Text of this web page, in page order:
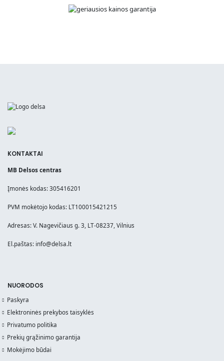
KONTAKTAI
MB Delsos centras
Įmonės kodas: 305416201
PVM mokėtojo kodas: LT100015421215
Adresas: V. Nagevičiaus g. 3, LT-08237, Vilnius
El.paštas: info@delsa.lt
NUORODOS
Paskyra
Elektroninės prekybos taisyklės
Privatumo politika
Prekių grąžinimo garantija
Mokėjimo būdai